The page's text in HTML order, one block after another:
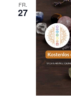
FR.
27